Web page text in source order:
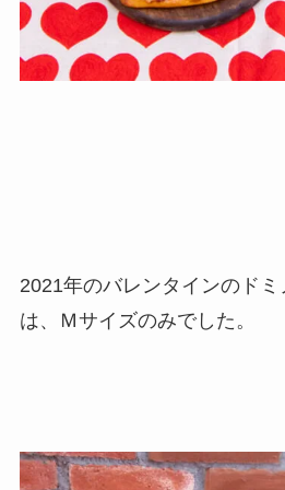
2021年のバレンタインのド
は、Ｍサイズのみでした。